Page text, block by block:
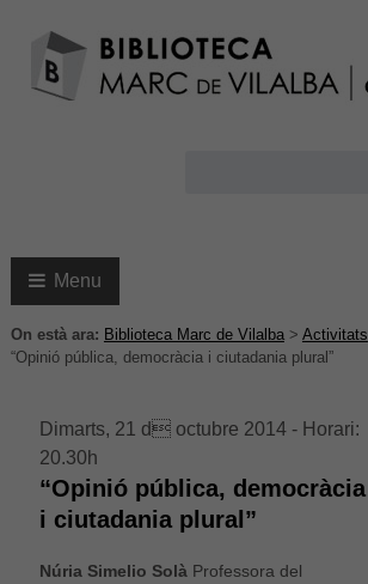
Menu
On està ara: Biblioteca Marc de Vilalba> Activitats
“Opinió pública, democràcia i ciutadania plural”
Dimarts, 21 d octubre 2014 - Horari:
20.30h
“Opinió pública, democràcia
i ciutadania plural”
Núria Simelio Solà Professora del